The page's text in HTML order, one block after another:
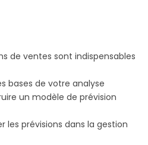
de ventes sont indispensables
bases de votre analyse
un modèle de prévision
les prévisions dans la gestion